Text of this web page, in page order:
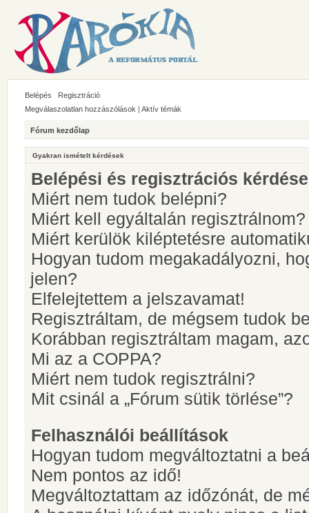
Belépés
Regisztráció
Megválaszolatlan hozzászólások | Aktív témák
Fórum kezdőlap
Gyakran ismételt kérdések
Belépési és regisztrációs
Miért nem tudok belépni?
Miért kell egyáltalán regisztrálnom?
Miért kerülök kiléptetésre
Hogyan tudom megakadályozni,
jelen?
Elfelejtettem a jelszavamat!
Regisztráltam, de mégsem tudok
Korábban regisztráltam magam,
Mi az a COPPA?
Miért nem tudok regisztrálni?
Mit csinál a „Fórum sütik törlése”?
Felhasználói beállítások
Hogyan tudom megváltoztatni a
Nem pontos az idő!
Megváltoztattam az időzónát, de